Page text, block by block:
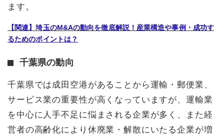
ます。
【関連】埼玉のM&Aの動向を徹底解説！産業構造や事例・成功す
るためのポイントは？
千葉県の動向
千葉県では成田空港があることから運輸・郵便業、
サービス業の重要性が高くなっていますが、運輸業
を中心に人手不足に悩まされる企業が多く、また経
営者の高齢化により休廃業・解散にいたる企業が増